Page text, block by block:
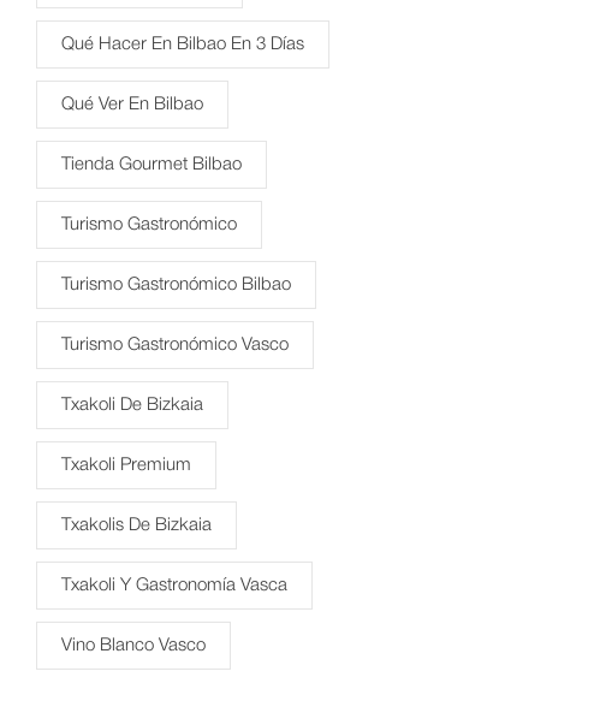
Qué Hacer En Bilbao En 3 Días
Qué Ver En Bilbao
Tienda Gourmet Bilbao
Turismo Gastronómico
Turismo Gastronómico Bilbao
Turismo Gastronómico Vasco
Txakoli De Bizkaia
Txakoli Premium
Txakolis De Bizkaia
Txakoli Y Gastronomía Vasca
Vino Blanco Vasco